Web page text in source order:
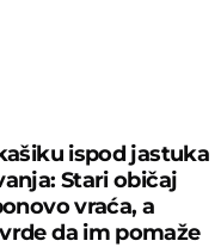
ispod jastuka
Stari običaj
vraća, a
da im pomaže